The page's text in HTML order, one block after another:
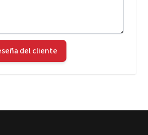
del cliente